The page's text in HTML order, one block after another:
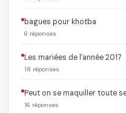
bagues pour khotba
6 réponses
Les mariées de l'année 2017
18 réponses
Peut on se maquiller toute
16 réponses